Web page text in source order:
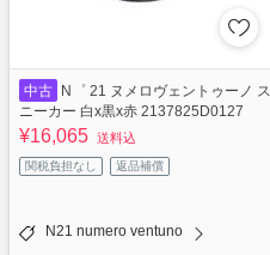
中古
N゜ 21 ヌメロヴェントゥーノ ス
ニーカー 白x黒x赤 2137825D0127
¥16,065 送料込
関税負担なし 返品補償
N21 numero ventuno